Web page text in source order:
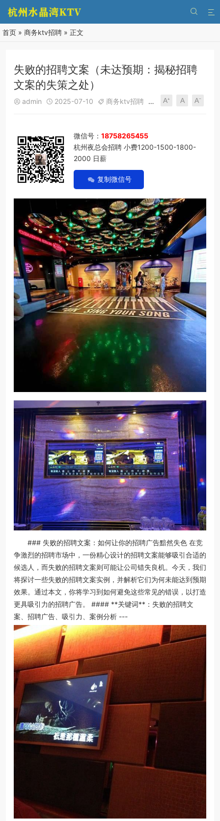


首页 » 商务ktv招聘 » 正文
失败的招聘文案（未达预期：揭秘招聘
文案的失策之处）
 admin  2025-07-10  商务ktv招聘  248 0
A⁺ A A⁻
微信号： 18758265455
杭州夜总会招聘 小费1200-1500-1800-
2000 日薪
复制微信号
### 失败的招聘文案：如何让你的招聘广告黯然失色 在竞
争激烈的招聘市场中，一份精心设计的招聘文案能够吸引合适的
候选人，而失败的招聘文案则可能让公司错失良机。今天，我们
将探讨一些失败的招聘文案实例，并解析它们为何未能达到预期
效果。通过本文，你将学习到如何避免这些常见的错误，以打造
更具吸引力的招聘广告。 #### **关键词**：失败的招聘文
案、招聘广告、吸引力、案例分析 ---